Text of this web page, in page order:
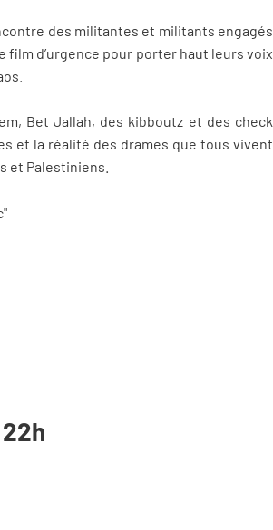
des militantes et militants engagés
film d’urgence pour porter haut leurs voix
Bet Jallah, des kibboutz et des check
et la réalité des drames que tous vivent
et Palestiniens.